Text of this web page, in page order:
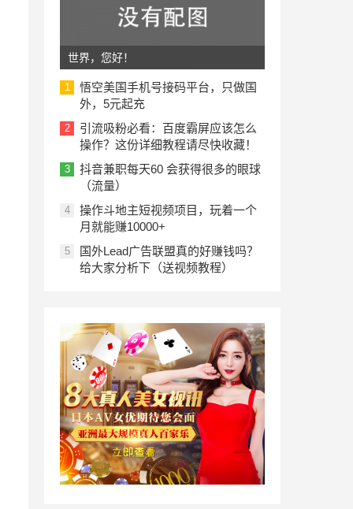
世界，您好！
1
悟空美国手机号接码平台，只做国
外，5元起充
2
引流吸粉必看：百度霸屏应该怎么
操作？这份详细教程请尽快收藏！
3
抖音兼职每天60 会获得很多的眼球
（流量）
4
操作斗地主短视频项目，玩着一个
月就能赚10000+
5
国外Lead广告联盟真的好赚钱吗？
给大家分析下（送视频教程）